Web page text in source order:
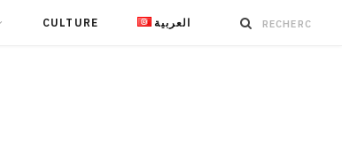
CULTURE العربية